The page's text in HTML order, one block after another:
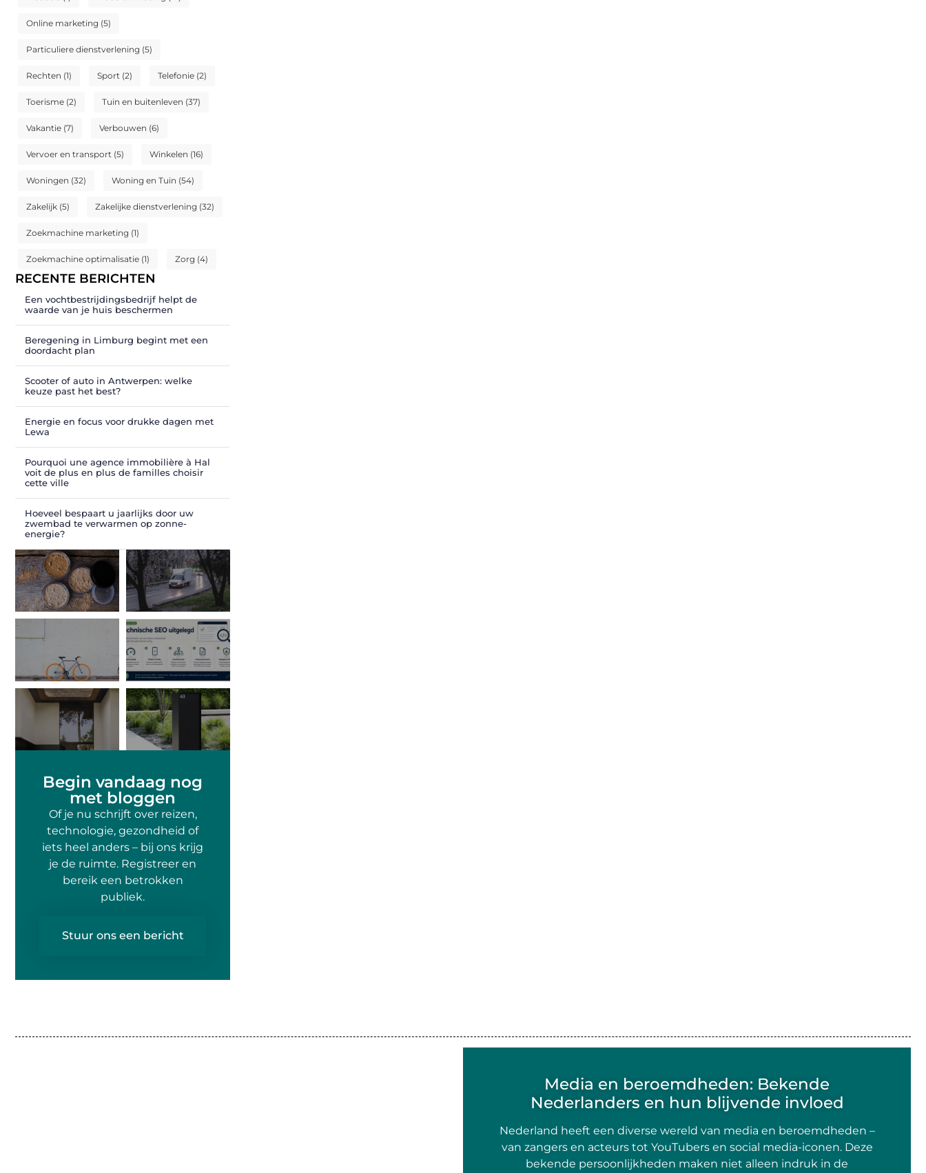
Online marketing (5)
Particuliere dienstverlening (5)
Rechten (1) Sport (2) Telefonie (2)
Toerisme (2) Tuin en buitenleven (37)
Vakantie (7) Verbouwen (6)
Vervoer en transport (5) Winkelen (16)
Woningen (32) Woning en Tuin (54)
Zakelijk (5) Zakelijke dienstverlening (32)
Zoekmachine marketing (1)
Zoekmachine optimalisatie (1) Zorg (4)
RECENTE BERICHTEN
Een vochtbestrijdingsbedrijf helpt de
waarde van je huis beschermen
Beregening in Limburg begint met een
doordacht plan
Scooter of auto in Antwerpen: welke
keuze past het best?
Energie en focus voor drukke dagen met
Lewa
Pourquoi une agence immobilière à Hal
voit de plus en plus de familles choisir
cette ville
Hoeveel bespaart u jaarlijks door uw
zwembad te verwarmen op zonne-
energie?
Begin vandaag nog
met bloggen
Of je nu schrijft over reizen,
technologie, gezondheid of
iets heel anders – bij ons krijg
je de ruimte. Registreer en
bereik een betrokken
publiek.
Stuur ons een bericht
Media en beroemdheden: Bekende
Nederlanders en hun blijvende invloed
Nederland heeft een diverse wereld van media en beroemdheden –
van zangers en acteurs tot YouTubers en social media-iconen. Deze
bekende persoonlijkheden maken niet alleen indruk in de